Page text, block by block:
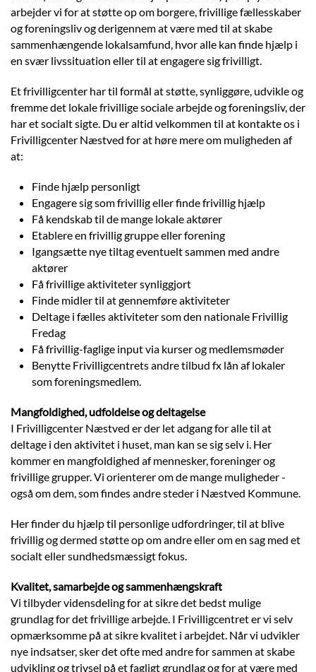
arbejder vi for at støtte op om borgere, frivillige fællesskaber
og foreningsliv og derigennem at være med til at skabe
sammenhængende lokalsamfund, hvor alle kan finde hjælp i
en svær livssituation eller til at engagere sig frivilligt.
Et frivilligcenter har til formål at støtte, synliggøre, udvikle og
fremme det lokale frivillige sociale arbejde og foreningsliv, der
har et socialt sigte. Du er altid velkommen til at kontakte os i
Frivilligcenter Næstved for at høre mere om muligheden af
at:
Finde hjælp personligt
Engagere sig som frivillig eller finde frivillig hjælp
Få kendskab til de mange lokale aktører
Etablere en frivillig gruppe eller forening
Igangsætte nye tiltag eventuelt sammen med andre
aktører
Få frivillige aktiviteter synliggjort
Finde midler til at gennemføre aktiviteter
Deltage i fælles aktiviteter som den nationale Frivillig
Fredag
Få frivillig-faglige input via kurser og medlemsmøder
Benytte Frivilligcentrets andre tilbud fx lån af lokaler
som foreningsmedlem.
Mangfoldighed, udfoldelse og deltagelse
I Frivilligcenter Næstved er der let adgang for alle til at
deltage i den aktivitet i huset, man kan se sig selv i. Her
kommer en mangfoldighed af mennesker, foreninger og
frivillige grupper. Vi orienterer om de mange muligheder -
også om dem, som findes andre steder i Næstved Kommune.
Her finder du hjælp til personlige udfordringer, til at blive
frivillig og dermed støtte op om andre eller om en sag med et
socialt eller sundhedsmæssigt fokus.
Kvalitet, samarbejde og sammenhængskraft
Vi tilbyder vidensdeling for at sikre det bedst mulige
grundlag for det frivillige arbejde. I Frivilligcentret er vi selv
opmærksomme på at sikre kvalitet i arbejdet. Når vi udvikler
nye indsatser, sker det ofte med andre for sammen at skabe
udvikling og trivsel på et fagligt grundlag og for at være med